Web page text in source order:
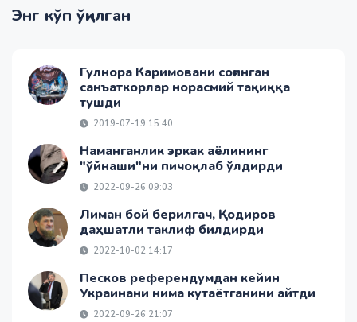
Энг кўп ўқилган
Гулнора Каримовани соғинган
санъаткорлар норасмий тақиққа
тушди
2019-07-19 15:40
Наманганлик эркак аёлининг
"ўйнаши"ни пичоқлаб ўлдирди
2022-09-26 09:03
Лиман бой берилгач, Қодиров
даҳшатли таклиф билдирди
2022-10-02 14:17
Песков референдумдан кейин
Украинани нима кутаётганини айтди
2022-09-26 21:07